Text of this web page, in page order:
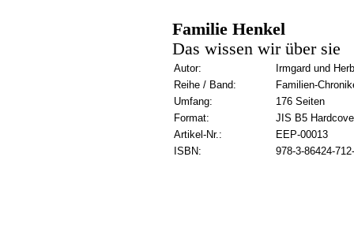
Familie Henkel
Das wissen wir über sie
Autor:
Irmgard und
Reihe / Band:
Familien-
Umfang:
176 Seiten
Format:
JIS B5
Artikel-Nr.:
EEP-00013
ISBN:
978-3-86424-